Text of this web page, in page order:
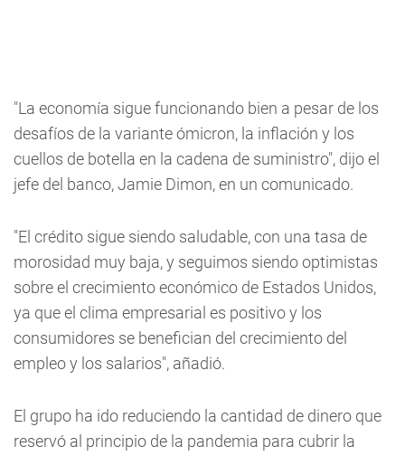
"La economía sigue funcionando bien a pesar de los
desafíos de la variante ómicron, la inflación y los
cuellos de botella en la cadena de suministro", dijo el
jefe del banco, Jamie Dimon, en un comunicado.
"El crédito sigue siendo saludable, con una tasa de
morosidad muy baja, y seguimos siendo optimistas
sobre el crecimiento económico de Estados Unidos,
ya que el clima empresarial es positivo y los
consumidores se benefician del crecimiento del
empleo y los salarios", añadió.
El grupo ha ido reduciendo la cantidad de dinero que
reservó al principio de la pandemia para cubrir la